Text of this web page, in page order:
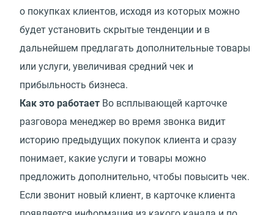
о покупках клиентов, исходя из которых можно
будет установить скрытые тенденции и в
дальнейшем предлагать дополнительные товары
или услуги, увеличивая средний чек и
прибыльность бизнеса.
Как это работает Во всплывающей карточке
разговора менеджер во время звонка видит
историю предыдущих покупок клиента и сразу
понимает, какие услуги и товары можно
предложить дополнительно, чтобы повысить чек.
Если звонит новый клиент, в карточке клиента